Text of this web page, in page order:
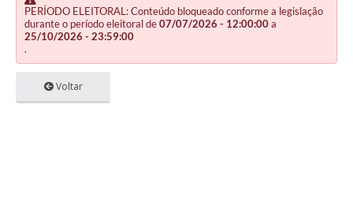
PERÍODO ELEITORAL: Conteúdo bloqueado conforme a legislação
durante o período eleitoral de07/07/2026 - 12:00:00a
25/10/2026 - 23:59:00
.
Voltar